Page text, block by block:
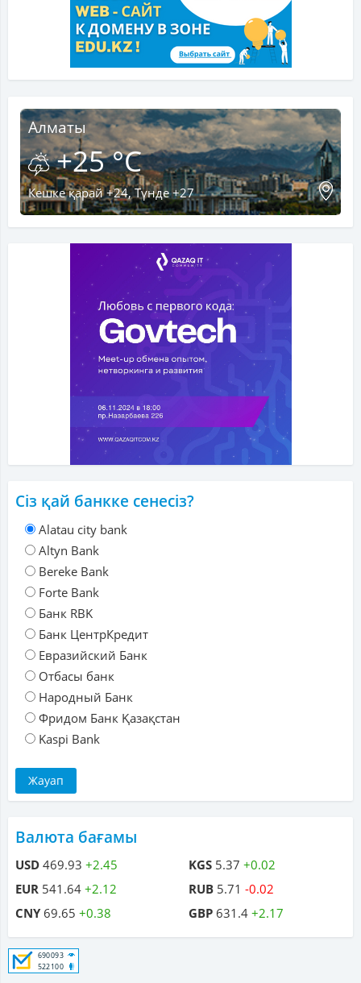
Алматы
+25 °C
Кешке қарай +24, Түнде +27
Сіз қай банкке сенесіз?
Alatau city bank
Altyn Bank
Bereke Bank
Forte Bank
Банк RBK
Банк ЦентрКредит
Евразийский Банк
Отбасы банк
Народный Банк
Фридом Банк Қазақстан
Kaspi Bank
Валюта бағамы
USD 469.93 +2.45
EUR 541.64 +2.12
CNY69.65 +0.38
KGS 5.37 +0.02
RUB 5.71 -0.02
GBP 631.4 +2.17